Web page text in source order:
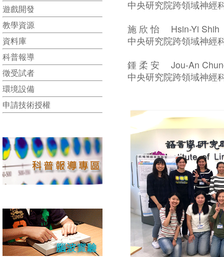
遊戲開發
教學資源
資料庫
科普報導
徵受試者
環境設備
申請技術授權
中央研究院跨領域神經
施 欣 怡 Hsin-Yi Shih
中央研究院跨領域神經
鍾 柔 安 Jou-An
中央研究院跨領域神經